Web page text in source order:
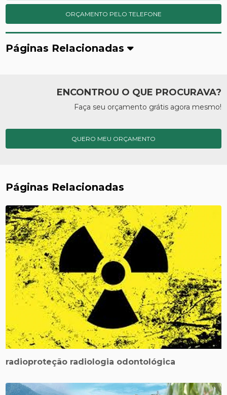
ORÇAMENTO PELO TELEFONE
Páginas Relacionadas
ENCONTROU O QUE PROCURAVA?
Faça seu orçamento grátis agora mesmo!
QUERO MEU ORÇAMENTO
Páginas Relacionadas
radioproteção radiologia odontológica